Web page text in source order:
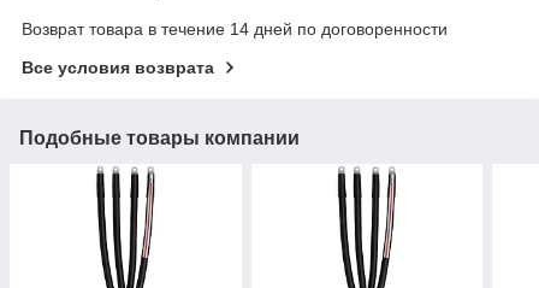
Возврат товара в течение 14 дней по договоренности
Все условия возврата
Подобные товары компании